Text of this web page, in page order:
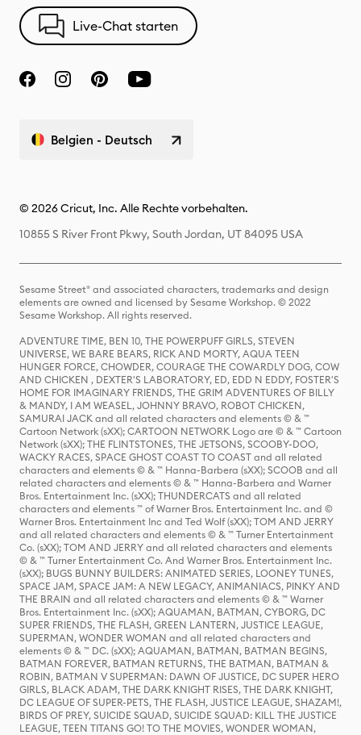
Live-Chat starten
Belgien - Deutsch
© 2026 Cricut, Inc. Alle Rechte vorbehalten.
10855 S River Front Pkwy, South Jordan, UT 84095 USA
Sesame Street® and associated characters, trademarks and design
elements are owned and licensed by Sesame Workshop. © 2022
Sesame Workshop. All rights reserved.
ADVENTURE TIME, BEN 10, THE POWERPUFF GIRLS, STEVEN
UNIVERSE, WE BARE BEARS, RICK AND MORTY, AQUA TEEN
HUNGER FORCE, CHOWDER, COURAGE THE COWARDLY DOG, COW
AND CHICKEN , DEXTER'S LABORATORY, ED, EDD N EDDY, FOSTER'S
HOME FOR IMAGINARY FRIENDS, THE GRIM ADVENTURES OF BILLY
& MANDY, I AM WEASEL, JOHNNY BRAVO, ROBOT CHICKEN,
SAMURAI JACK and all related characters and elements © & ™
Cartoon Network (sXX); CARTOON NETWORK Logo are © & ™ Cartoon
Network (sXX); THE FLINTSTONES, THE JETSONS, SCOOBY-DOO,
WACKY RACES, SPACE GHOST COAST TO COAST and all related
characters and elements © & ™ Hanna-Barbera (sXX); SCOOB and all
related characters and elements © & ™ Hanna-Barbera and Warner
Bros. Entertainment Inc. (sXX); THUNDERCATS and all related
characters and elements ™ of Warner Bros. Entertainment Inc. and ©
Warner Bros. Entertainment Inc and Ted Wolf (sXX); TOM AND JERRY
and all related characters and elements © & ™ Turner Entertainment
Co. (sXX); TOM AND JERRY and all related characters and elements
© & ™ Turner Entertainment Co. And Warner Bros. Entertainment Inc.
(sXX); BUGS BUNNY BUILDERS: ANIMATED SERIES, LOONEY TUNES,
SPACE JAM, SPACE JAM: A NEW LEGACY, ANIMANIACS, PINKY AND
THE BRAIN and all related characters and elements © & ™ Warner
Bros. Entertainment Inc. (sXX); AQUAMAN, BATMAN, CYBORG, DC
SUPER FRIENDS, THE FLASH, GREEN LANTERN, JUSTICE LEAGUE,
SUPERMAN, WONDER WOMAN and all related characters and
elements © & ™ DC. (sXX); AQUAMAN, BATMAN, BATMAN BEGINS,
BATMAN FOREVER, BATMAN RETURNS, THE BATMAN, BATMAN &
ROBIN, BATMAN V SUPERMAN: DAWN OF JUSTICE, DC SUPER HERO
GIRLS, BLACK ADAM, THE DARK KNIGHT RISES, THE DARK KNIGHT,
DC LEAGUE OF SUPER-PETS, THE FLASH, JUSTICE LEAGUE, SHAZAM!,
BIRDS OF PREY, SUICIDE SQUAD, SUICIDE SQUAD: KILL THE JUSTICE
LEAGUE, TEEN TITANS GO! TO THE MOVIES, WONDER WOMAN,